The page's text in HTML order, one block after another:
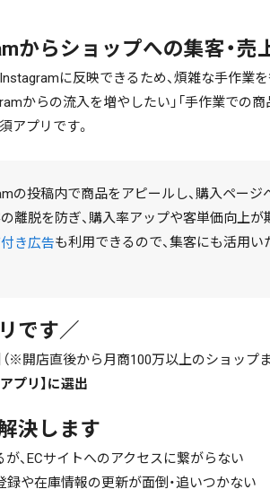
からショップへの集客・売
に反映できるため、煩雑な手作業
からの流入を増やしたい」「手作業での
アプリです。
の投稿内で商品をアピールし、購入ページ
離脱を防ぎ、購入率アップや客単価向上が
き広告も利用できるので、集客にも活用い
です／
（※開店直後から月商100万以上のショップ
プリ】に選出
決します
、ECサイトへのアクセスに繋がらない
や在庫情報の更新が面倒・追いつかない